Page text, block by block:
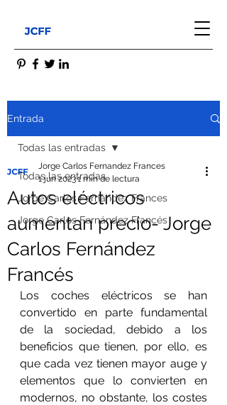
Entrada
Todas las entradas
Jorge Carlos Fernandez Frances
Jorge Carlos Fernández Francés
Todas las entradas
Autos eléctricos
aumentan precio- Jorge
Carlos Fernández
Francés
Jorge Carlos Fernandez Frances
1 jun 20231 min de lectura
Los coches eléctricos se han
convertido en parte fundamental
de la sociedad, debido a los
beneficios que tienen, por ello, es
que cada vez tienen mayor auge y
elementos que lo convierten en
modernos, no obstante, los costes